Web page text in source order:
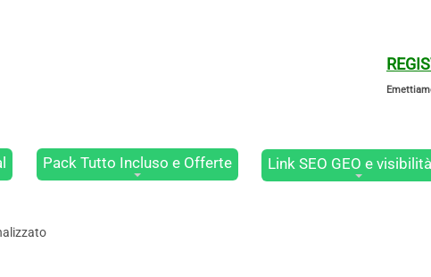
Pack Tutto Incluso e Offerte Link SEO GEO e